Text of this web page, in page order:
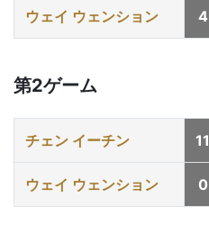
ウェイ ウェンション 4
第2ゲーム
チェン イーチン 11
ウェイ ウェンション 0